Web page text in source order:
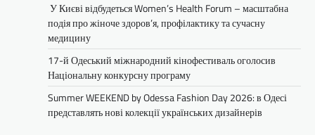
У Києві відбудеться Women’s Health Forum – масштабна
подія про жіноче здоров’я, профілактику та сучасну
медицину
17-й Одеський міжнародний кінофестиваль оголосив
Національну конкурсну програму
Summer WEEKEND by Odessa Fashion Day 2026: в Одесі
представлять нові колекції українських дизайнерів